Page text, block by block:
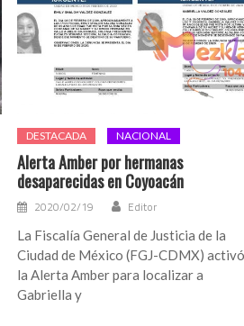
DESTACADA NACIONAL
Alerta Amber por hermanas
desaparecidas en Coyoacán
2020/02/19 Editor
La Fiscalía General de Justicia de la
Ciudad de México (FGJ-CDMX)
la Alerta Amber para localizar a
Gabriella y